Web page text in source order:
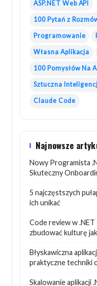
ASP.NET Web API
100 Pytań z
Programowanie
Własna Aplikacja
100 Pomysłów Na
Sztuczna
Claude Code
Najnowsze
Nowy Programista
Skuteczny
5 najczęstszych
ich unikać
Code review w
zbudować kulturę
Błyskawiczna
praktyczne techniki
Skalowanie aplikacji